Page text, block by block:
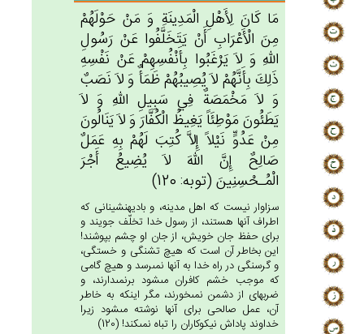
مَا كَان‌َ لِأَهْل‌ِ الْمَدِينَة‌ِ وَ مَن‌ْ حَوْلَهُمْ‌
مِن‌َ الْأَعْرَاب‌ِ أَنْ‌ يَتَخَلَّفُوا عَنْ‌ رَسُول‌ِ
الله‌ِ وَ لاَ يَرْغَبُوا بِأَنْفُسِهِم‌ْ عَنْ‌ نَفْسِه‌ِ
ذَلِك‌َ بِأَنَّهُم‌ْ لاَ يُصِيبُهُم‌ْ ظَمَأٌ وَ لاَ نَصَب‌ٌ
وَ لاَ مَخْمَصَة‌ٌ فِي‌ سَبِيل‌ِ الله‌ِ وَ لاَ
يَطَئُون‌َ مَوْطِئَاً يَغِيظ‌ُ الْكُفَّارَ وَ لاَ يَنَالُون‌َ
مِن‌ْ عَدُوٍّ نَيْلاً إِلاَّ كُتِب‌َ لَهُمْ‌ بِه‌ِ عَمَل‌ٌ
صَالِح‌ٌ إِن‌َّ الله‌َ لاَ يُضِيع‌ُ أَجْرَ
الْمُـحْسِنِين‌َ (توبه: 120)
سزاوار نيست كه اهل مدينه، و باديه‏نشينانى كه
اطراف آنها هستند، از رسول خدا تخلّف جويند و
براى حفظ جان خويش، از جان او چشم بپوشند!
اين بخاطر آن است كه هيچ تشنگى و خستگى،
و گرسنگى در راه خدا به آنها نمى‏رسد و هيچ گامى
كه موجب خشم كافران مى‏شود برنمى‏دارند، و
ضربه‏اى از دشمن نمى‏خورند، مگر اينكه به خاطر
آن، عمل صالحى براى آنها نوشته مى‏شود زيرا
خداوند پاداش نيكوكاران را تباه نمى‏كند! (120)